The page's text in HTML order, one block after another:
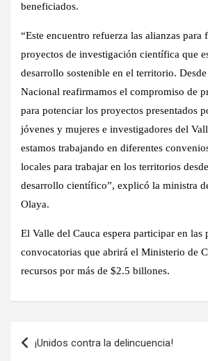
beneficiados.
“Este encuentro refuerza las alianzas para
proyectos de investigación científica que
desarrollo sostenible en el territorio.
Nacional reafirmamos el compromiso de
para potenciar los proyectos presentados
jóvenes y mujeres e investigadores del
estamos trabajando en diferentes
locales para trabajar en los territorios
desarrollo científico”, explicó la ministra
Olaya.
El Valle del Cauca espera participar en las
convocatorias que abrirá el Ministerio de
recursos por más de $2.5 billones.
¡Unidos contra la delincuencia!